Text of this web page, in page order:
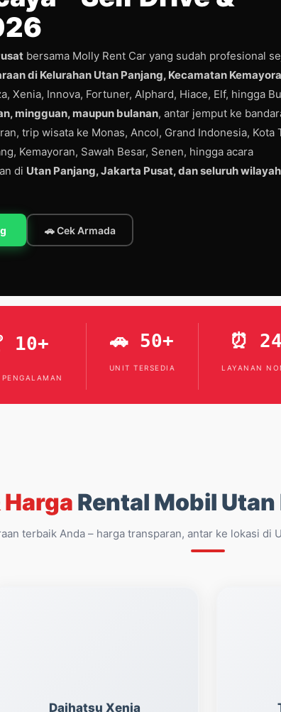
bersama Molly Rent Car yang sudah profesional
di Kelurahan Utan Panjang, Kecamatan
Xenia, Innova, Fortuner, Alphard, Hiace, Elf, hingga
mingguan, maupun bulanan, antar jemput ke
trip wisata ke Monas, Ancol, Grand Indonesia, Kota
Kemayoran, Sawah Besar, Senen, hingga acara
di Utan Panjang, Jakarta Pusat, dan seluruh wilayah
🚗 Cek Armada
10+ 🚗 50+
UNIT TERSEDIA
⏰
LAYANAN
Rental Mobil
terbaik Anda – harga transparan, antar ke lokasi di
Daihatsu Xenia